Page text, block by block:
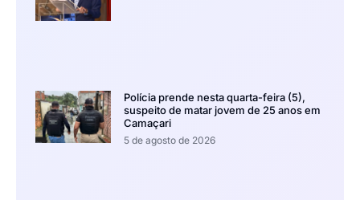
Polícia prende nesta quarta-feira (5),
suspeito de matar jovem de 25 anos em
Camaçari
5 de agosto de 2026